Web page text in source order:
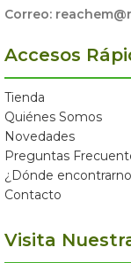
Correo:
Accesos
Tienda
Quiénes Somos
Novedades
Preguntas
¿Dónde
Contacto
Visita